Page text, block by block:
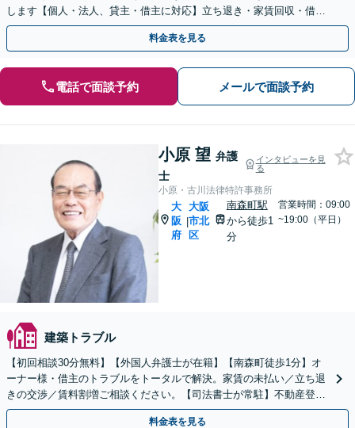
します【個人・法人、貸主・借主に対応】立ち退き・家賃回収・借地
借家・不動産売買など【Google口コミ高評価⭐️】
料金表を見る
電話で面談予約 メールで面談予約
小原 望 弁護
士
インタビューを見
る
小原・古川法律特許事務所
大
阪
府
|
大阪
市北
区
南森町駅
から徒歩1
分
営業時間：09:00
~19:00（平日）
建築トラブル
【初回相談30分無料】【外国人弁護士が在籍】【南森町徒歩1分】オ
ーナー様・借主のトラブルをトータルで解決。家賃の未払い／立ち退
きの交渉／賃料割増ご相談ください。【司法書士が常駐】不動産登
記、農業法人設立、農地法上の許可手続きを代行します。
料金表を見る